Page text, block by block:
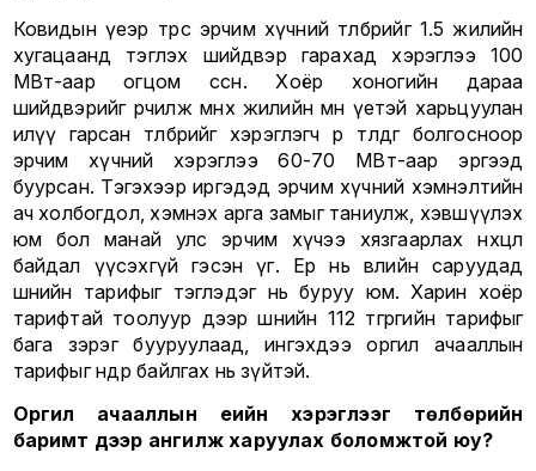
Ковидын үеэр төрөөс эрчим хүчний төлбөрийг 1.5 жилийн
хугацаанд тэглэх шийдвэр гарахад хэрэглээ 100
МВт-аар огцом өссөн. Хоёр хоногийн дараа
шийдвэрийг өөрчилж өмнөх жилийн мөн үетэй харьцуулан
илүү гарсан төлбөрийг хэрэглэгч өөрөө төлдөг болгосноор
эрчим хүчний хэрэглээ 60-70 МВт-аар эргээд
буурсан. Тэгэхээр иргэдэд эрчим хүчний хэмнэлтийн
ач холбогдол, хэмнэх арга замыг таниулж, хэвшүүлэх
юм бол манай улс эрчим хүчээ хязгаарлах нөхцөл
байдал үүсэхгүй гэсэн үг. Ер нь өвлийн саруудад
шөнийн тарифыг тэглэдэг нь буруу юм. Харин хоёр
тарифтай тоолуур дээр шөнийн 112 төгрөгийн тарифыг
бага зэрэг бууруулаад, ингэхдээ оргил ачааллын
тарифыг өндөр байлгах нь зүйтэй.
Оргил ачааллын үеийн хэрэглээг төлбөрийн
баримт дээр ангилж харуулах боломжтой юу?